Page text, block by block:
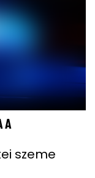
A
szeme